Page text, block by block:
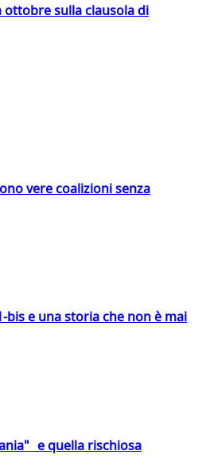
sulla clausola di
vere coalizioni senza
bis e una storia che non è mai
e quella rischiosa